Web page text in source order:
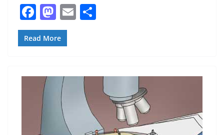
F
a
c
b
o
o
k
M
a
st
d
o
n
E
Read More